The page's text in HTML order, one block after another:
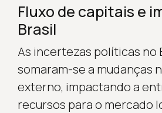
Fluxo de capitais e
Brasil
As incertezas políticas no
somaram-se a mudanças
externo, impactando a
recursos para o mercado